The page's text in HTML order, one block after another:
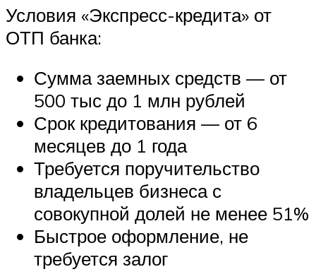
Условия «Экспресс-кредита» от
ОТП банка:
Сумма заемных средств — от
500 тыс до 1 млн рублей
Срок кредитования — от 6
месяцев до 1 года
Требуется поручительство
владельцев бизнеса с
совокупной долей не менее 51%
Быстрое оформление, не
требуется залог